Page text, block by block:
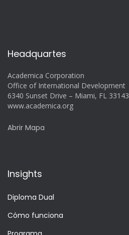
Headquartes
Academica Corporation
Office of International Development
6340 Sunset Drive – Miami, FL 33143
www.academica.org
Abrir Mapa
Insights
Diploma Dual
Cómo funciona